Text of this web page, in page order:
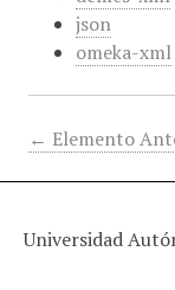
json
omeka-xml
← Elemento
Universidad